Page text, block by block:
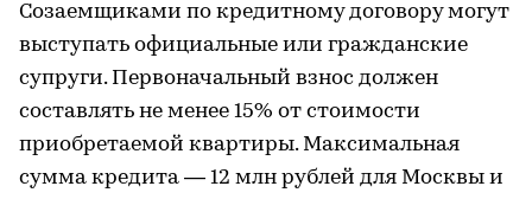
Созаемщиками по кредитному договору могут
выступать официальные или гражданские
супруги. Первоначальный взнос должен
составлять не менее 15% от стоимости
приобретаемой квартиры. Максимальная
сумма кредита — 12 млн рублей для Москвы и